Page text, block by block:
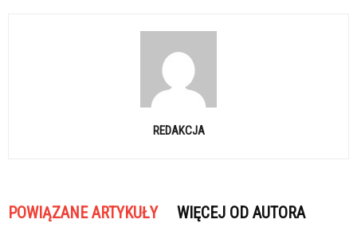
REDAKCJA
POWIĄZANE ARTYKUŁY WIĘCEJ OD AUTORA